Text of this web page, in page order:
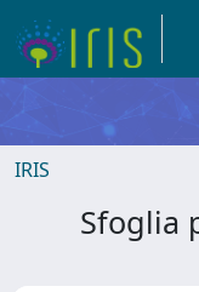
IRIS
Sfoglia